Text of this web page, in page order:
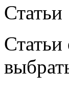
Статьи
Статьи